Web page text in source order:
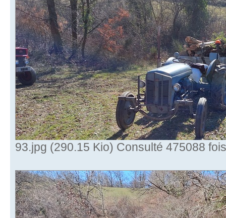
93.jpg (290.15 Kio) Consulté 475088 fois